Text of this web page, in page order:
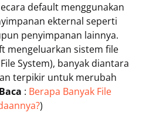
default menggunakan
ekternal seperti
penyimpanan lainnya.
mengeluarkan sistem file
System), banyak diantara
terpikir untuk merubah
Baca : Berapa Banyak File
)